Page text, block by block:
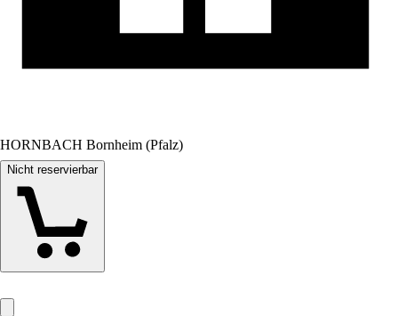
HORNBACH Bornheim (Pfalz)
Nicht reservierbar